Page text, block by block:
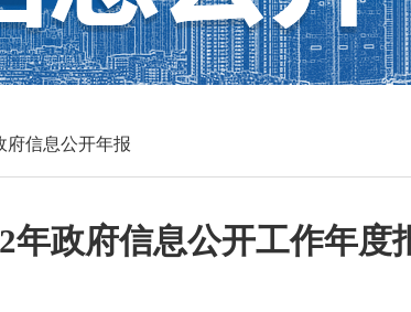
府信息公开年报
年政府信息公开工作年度